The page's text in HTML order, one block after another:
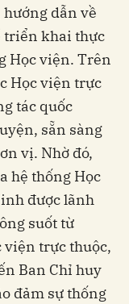
hướng dẫn về
triển khai thực
Học viện. Trên
Học viện trực
tác quốc
sẵn sàng
vị. Nhờ đó,
hệ thống Học
được lãnh
suốt từ
viện trực thuộc,
Ban Chỉ huy
đảm sự thống